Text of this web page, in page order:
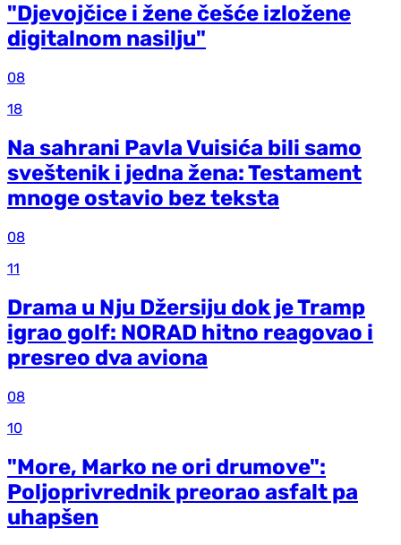
"Djevojčice i žene češće izložene
digitalnom nasilju"
08
18
Na sahrani Pavla Vuisića bili samo
sveštenik i jedna žena: Testament
mnoge ostavio bez teksta
08
11
Drama u Nju Džersiju dok je Tramp
igrao golf: NORAD hitno reagovao i
presreo dva aviona
08
10
"More, Marko ne ori drumove":
Poljoprivrednik preorao asfalt pa
uhapšen